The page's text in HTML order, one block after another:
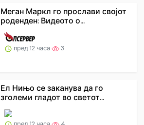
Меган Маркл го прослави својот
роденден: Видеото о...
пред 12 часа 3
Ел Нињо се заканува да го
зголеми гладот во светот...